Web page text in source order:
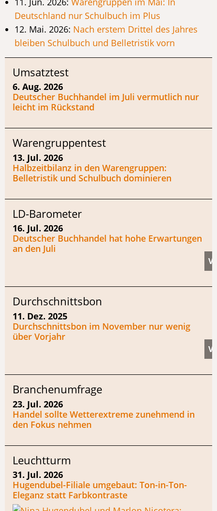
Deutschland nur Schulbuch im Plus
12. Mai. 2026: Nach erstem Drittel des Jahres
bleiben Schulbuch und Belletristik vorn
Umsatztest
6. Aug. 2026
Deutscher Buchhandel im Juli vermutlich nur
leicht im Rückstand
Warengruppentest
13. Jul. 2026
Halbzeitbilanz in den Warengruppen:
Belletristik und Schulbuch dominieren
LD-Barometer
16. Jul. 2026
Deutscher Buchhandel hat hohe Erwartungen
an den Juli
Durchschnittsbon
11. Dez. 2025
Durchschnittsbon im November nur wenig
über Vorjahr
Branchenumfrage
23. Jul. 2026
Handel sollte Wetterextreme zunehmend in
den Fokus nehmen
Leuchtturm
31. Jul. 2026
Hugendubel-Filiale umgebaut: Ton-in-Ton-
Eleganz statt Farbkontraste